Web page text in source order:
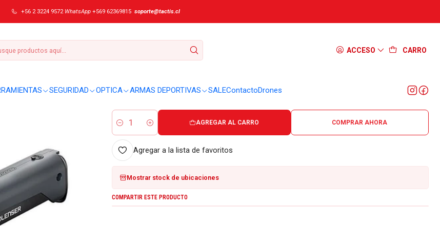
ACCESO CARRO
SEGURIDAD OPTICA ARMAS DEPORTIVAS SALEContactoDrones
+56 2 3224 9572 WhatsApp +569 62369815 soporte@tactis.cl
|
Linterna Ledlenser iW5R (OPEN BOX)
No se entregaron detalles adicionales.
Cantidad
AGREGAR AL CARRO COMPRAR AHORA
Agregar a la lista de favoritos
Mostrar stock de ubicaciones
COMPARTIR ESTE PRODUCTO